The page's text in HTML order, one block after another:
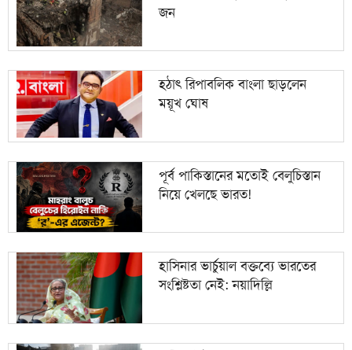
জন
হঠাৎ রিপাবলিক বাংলা ছাড়লেন
ময়ূখ ঘোষ
পূর্ব পাকিস্তানের মতোই বেলুচিস্তান
নিয়ে খেলছে ভারত!
হাসিনার ভার্চুয়াল বক্তব্যে ভারতের
সংশ্লিষ্টতা নেই: নয়াদিল্লি